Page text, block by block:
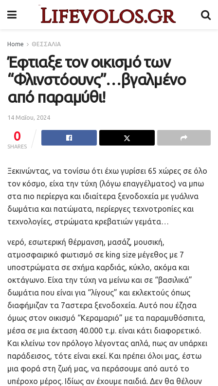
Home ΘΕΣΣΑΛΙΑ
Έφτιαξε τον οικισμό των
“Φλινστόουνς”…βγαλμένο
από παραμύθι!
14 Μαΐου, 2024
0
SHARES
Ξεκινώντας, να τονίσω ότι έχω γυρίσει 65 χώρες σε όλο
τον κόσμο, είχα την τύχη (λόγω επαγγέλματος) να μπω
στα πιο περίεργα και ιδιαίτερα ξενοδοχεία με γυάλινα
δωμάτια και πατώματα, περίεργες τεχνοτροπίες και
τεχνολογίες, στρώματα κρεβατιών γεμάτα…
νερό, εσωτερική θέρμανση, μασάζ, μουσική,
ατμοσφαιρικό φωτισμό σε king size μέγεθος με 7
υποστρώματα σε σχήμα καρδιάς, κύκλο, ακόμα και
οκτάγωνο. Είχα την τύχη να μείνω και σε “βασιλικά”
δωμάτια που είναι για “λίγους” και εκλεκτούς όπως
διαφήμιζαν τα 7αστερα ξενοδοχεία. Αυτό που έζησα
όμως στον οικισμό “Κεραμαριό” με τα παραμυθόσπιτα,
μέσα σε μια έκταση 40.000 τ.μ. είναι κάτι διαφορετικό.
Και κλείνω τον πρόλογο λέγοντας απλά, πως αν υπάρχει
παράδεισος, τότε είναι εκεί. Και πρέπει όλοι μας, έστω
μια φορά στη ζωή μας, να περάσουμε από αυτό το
υπέροχο μέρος. Ιδίως αν έχουμε παιδιά. Δεν θα θέλουν